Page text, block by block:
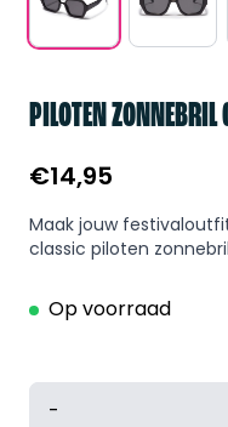
PILOTEN
€14,95
Maak jouw
classic piloten
Op voorraad
Piloten
-